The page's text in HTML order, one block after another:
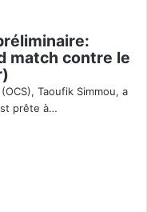
match contre le
Taoufik Simmou, a
prête à…